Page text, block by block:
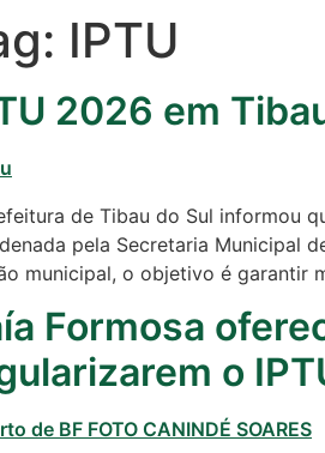
IPTU
2026 em
de Tibau do Sul informou
pela Secretaria Municipal
municipal, o objetivo é garantir
Formosa
o